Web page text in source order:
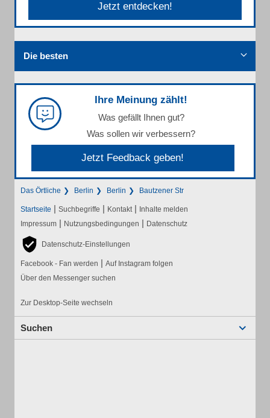
Jetzt entdecken!
Die besten
Ihre Meinung zählt!
Was gefällt Ihnen gut?
Was sollen wir verbessern?
Jetzt Feedback geben!
Das Örtliche Berlin Berlin Bautzener Str
Startseite | Suchbegriffe | Kontakt | Inhalte melden
Impressum | Nutzungsbedingungen | Datenschutz
Datenschutz-Einstellungen
Facebook - Fan werden | Auf Instagram folgen
Über den Messenger suchen
Zur Desktop-Seite wechseln
Suchen